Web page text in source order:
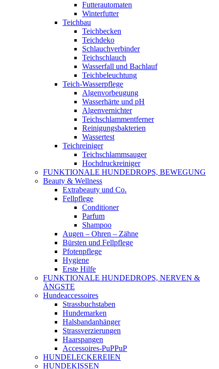
Futterautomaten
Winterfutter
Teichbau
Teichbecken
Teichdeko
Schlauchverbinder
Teichschlauch
Wasserfall und Bachlauf
Teichbeleuchtung
Teich-Wasserpflege
Algenvorbeugung
Wasserhärte und pH
Algenvernichter
Teichschlammentferner
Reinigungsbakterien
Wassertest
Teichreiniger
Teichschlammsauger
Hochdruckreiniger
FUNKTIONALE HUNDEDROPS, BEWEGUNG
Beauty & Wellness
Extrabeauty und Co.
Fellpflege
Conditioner
Parfum
Shampoo
Augen – Ohren – Zähne
Bürsten und Fellpflege
Pfotenpflege
Hygiene
Erste Hilfe
FUNKTIONALE HUNDEDROPS, NERVEN &
ÄNGSTE
Hundeaccessoires
Strassbuchstaben
Hundemarken
Halsbandanhänger
Strassverzierungen
Haarspangen
Accessoires-PuPPuP
HUNDELECKEREIEN
HUNDEKISSEN